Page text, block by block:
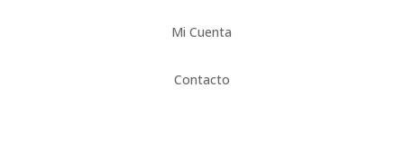
Mi Cuenta
Contacto